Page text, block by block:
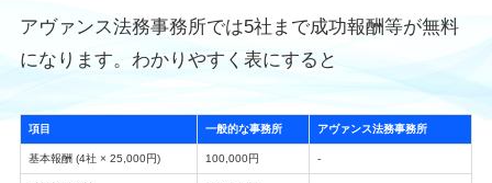
アヴァンス法務事務所では5社まで成功報酬等が無料
になります。わかりやすく表にすると
項目 一般的な事務所 アヴァンス法務事務所
基本報酬 (4社 × 25,000円) 100,000円 -